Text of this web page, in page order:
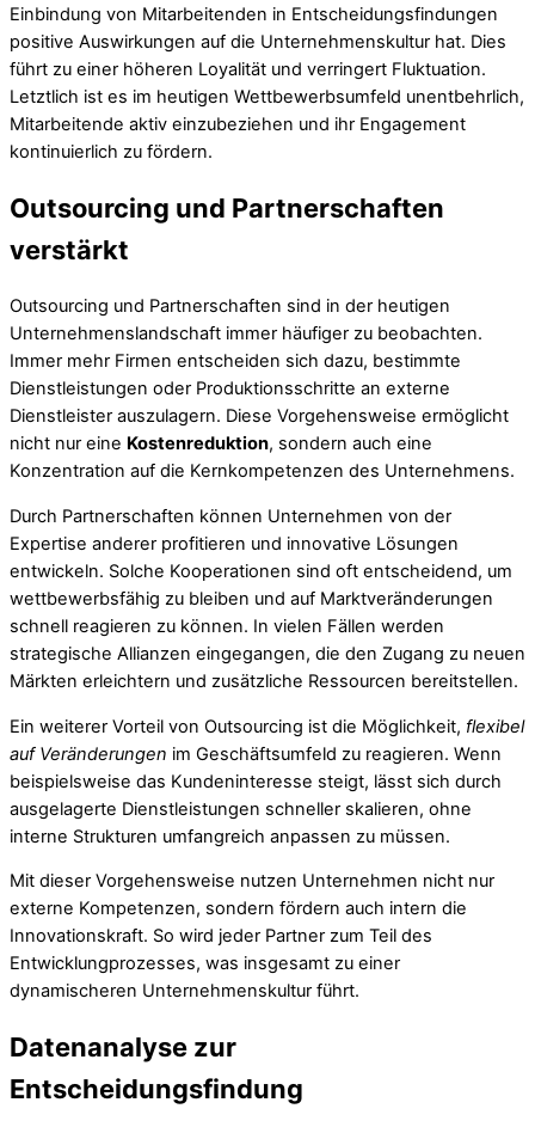
Einbindung von Mitarbeitenden in Entscheidungsfindungen
positive Auswirkungen auf die Unternehmenskultur hat. Dies
führt zu einer höheren Loyalität und verringert Fluktuation.
Letztlich ist es im heutigen Wettbewerbsumfeld unentbehrlich,
Mitarbeitende aktiv einzubeziehen und ihr Engagement
kontinuierlich zu fördern.
Outsourcing und Partnerschaften
verstärkt
Outsourcing und Partnerschaften sind in der heutigen
Unternehmenslandschaft immer häufiger zu beobachten.
Immer mehr Firmen entscheiden sich dazu, bestimmte
Dienstleistungen oder Produktionsschritte an externe
Dienstleister auszulagern. Diese Vorgehensweise ermöglicht
nicht nur eine Kostenreduktion, sondern auch eine
Konzentration auf die Kernkompetenzen des Unternehmens.
Durch Partnerschaften können Unternehmen von der
Expertise anderer profitieren und innovative Lösungen
entwickeln. Solche Kooperationen sind oft entscheidend, um
wettbewerbsfähig zu bleiben und auf Marktveränderungen
schnell reagieren zu können. In vielen Fällen werden
strategische Allianzen eingegangen, die den Zugang zu neuen
Märkten erleichtern und zusätzliche Ressourcen bereitstellen.
Ein weiterer Vorteil von Outsourcing ist die Möglichkeit, flexibel
auf Veränderungen im Geschäftsumfeld zu reagieren. Wenn
beispielsweise das Kundeninteresse steigt, lässt sich durch
ausgelagerte Dienstleistungen schneller skalieren, ohne
interne Strukturen umfangreich anpassen zu müssen.
Mit dieser Vorgehensweise nutzen Unternehmen nicht nur
externe Kompetenzen, sondern fördern auch intern die
Innovationskraft. So wird jeder Partner zum Teil des
Entwicklungprozesses, was insgesamt zu einer
dynamischeren Unternehmenskultur führt.
Datenanalyse zur
Entscheidungsfindung